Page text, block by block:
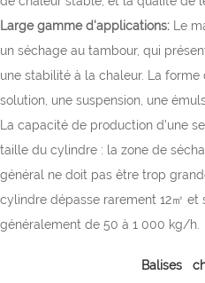
Large gamme d'applications:
Le
un séchage au tambour, qui
une stabilité à la chaleur. La
solution, une suspension, une
La capacité de production d'une
taille du cylindre : la zone de
général ne doit pas être trop
cylindre dépasse rarement 12㎡
généralement de 50 à 1 000 kg/h.
Balises